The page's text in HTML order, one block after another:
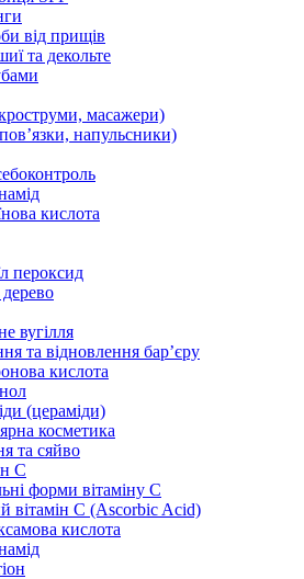
від прищів
та декольте
масажери)
напульсники)
кислота
пероксид
вугілля
та відновлення бар’єру
кислота
(цераміди)
косметика
та сяйво
С
форми вітаміну С
вітамін С (Ascorbic Acid)
кислота